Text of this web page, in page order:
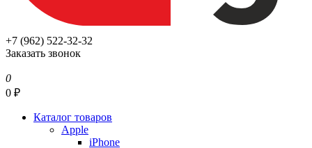
+7 (962) 522-32-32
Заказать звонок
0
0 ₽
Каталог товаров
Apple
iPhone